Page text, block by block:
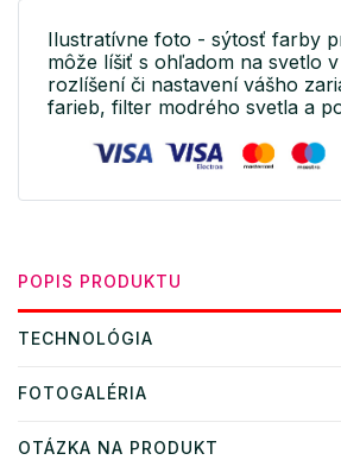
Ilustratívne foto - sýtosť farby
môže líšiť s ohľadom na svetlo
rozlíšení či nastavení vášho
farieb, filter modrého svetla a
POPIS PRODUKTU
TECHNOLÓGIA
FOTOGALÉRIA
OTÁZKA NA PRODUKT